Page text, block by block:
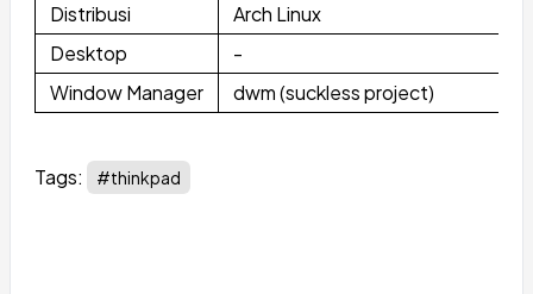
Distribusi
Arch Linux
Desktop
-
Window Manager
dwm (suckless project)
Tags: #thinkpad